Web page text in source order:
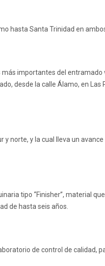
hasta Santa Trinidad en
importantes del entramado
desde la calle Álamo, en Las
norte, y la cual lleva un
tipo “Finisher”, material
de hasta seis años.
de control de calidad,